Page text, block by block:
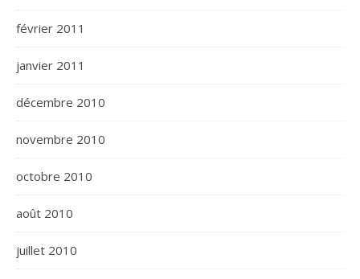
février 2011
janvier 2011
décembre 2010
novembre 2010
octobre 2010
août 2010
juillet 2010